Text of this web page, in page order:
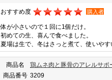
おすすめ度 購入者
体が小さいので１回に1個だけ。
初めての生、喜んで食べました。
夏場は生で、冬はさっと煮て、使いやす
商品名
鶏ムネ肉と豚骨のアレルサポ
商品番号 3209